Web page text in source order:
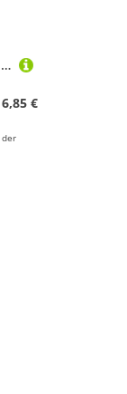
Woedpez Sportarmband, Tennis-Armband, saugfähig, bunt, gestreift, für Basketball, Laufen, Fitnessstudio, Sport, Handgelenk, bunt, gestreift, für Basketball
6,85 €